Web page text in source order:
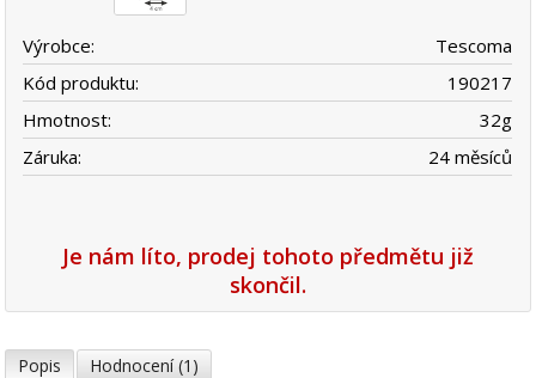
Výrobce:
Tescoma
Kód produktu:
190217
Hmotnost:
32g
Záruka:
24 měsíců
Je nám líto, prodej tohoto předmětu již
skončil.
Popis Hodnocení (1)